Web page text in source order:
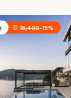
15,400-15%